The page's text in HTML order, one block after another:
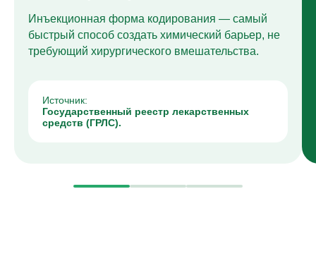
Инъекционная форма кодирования — самый
быстрый способ создать химический барьер, не
требующий хирургического вмешательства.
Источник:
Государственный реестр лекарственных
средств (ГРЛС).